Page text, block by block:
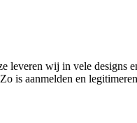
leveren wij in vele
is aanmelden en